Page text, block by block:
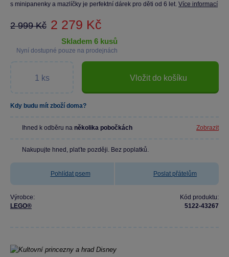
s minipanenky a mazlíčky je perfektní dárek pro děti od 6 let. Více informací
2 999 Kč 2 279 Kč
skladem 6 kusů
Nyní dostupné pouze na prodejnách
Vložit do košíku
Kdy budu mít zboží doma?
Ihned k odběru na několika pobočkách Zobrazit
Nakupujte hned, plaťte později. Bez poplatků.
Pohlídat psem Poslat přátelům
Výrobce:
LEGO®
Kód produktu:
5122-43267